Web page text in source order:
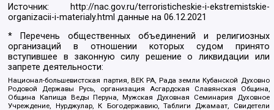
Источник:
http://nac.gov.ru/terroristicheskie-i-ekstremistskie-
organizacii-i-materialy.html данные на06.12.2021
* Перечень общественных объединений и религиозных
организаций в отношении которых судом принято
вступившее в законную силу решение о ликвидации или
запрете деятельности:
Национал-большевистская партия, ВЕК РА, Рада земли Кубанской Духовно
Родовой Державы Русь, организация Асгардская Славянская Община,
Община Капища Веды Перуна, Мужская Духовная Семинария Духовное
Учреждение, Нурджулар, К Богодержавию, Таблиги Джамаат, Свидетели